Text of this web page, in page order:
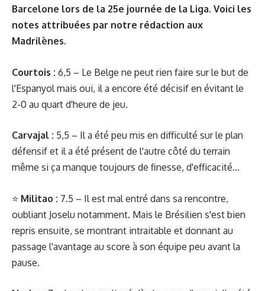
Barcelone lors de la 25e journée de la Liga. Voici les
notes attribuées par notre rédaction aux
Madrilènes.
Courtois : 6,5 – Le Belge ne peut rien faire sur le but de
l'Espanyol mais oui, il a encore été décisif en évitant le
2-0 au quart d'heure de jeu.
Carvajal : 5,5 – Il a été peu mis en difficulté sur le plan
défensif et il a été présent de l'autre côté du terrain
même si ça manque toujours de finesse, d'efficacité...
⭐️ Militao : 7.5 – Il est mal entré dans sa rencontre,
oubliant Joselu notamment. Mais le Brésilien s'est bien
repris ensuite, se montrant intraitable et donnant au
passage l'avantage au score à son équipe peu avant la
pause.